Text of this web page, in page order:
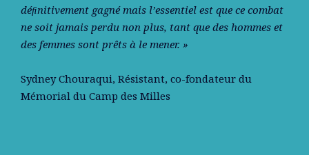
déﬁnitivement gagné mais l’essentiel est que ce combat
ne soit jamais perdu non plus, tant que des hommes et
des femmes sont prêts à le mener. »
Sydney Chouraqui, Résistant, co-fondateur du
Mémorial du Camp des Milles